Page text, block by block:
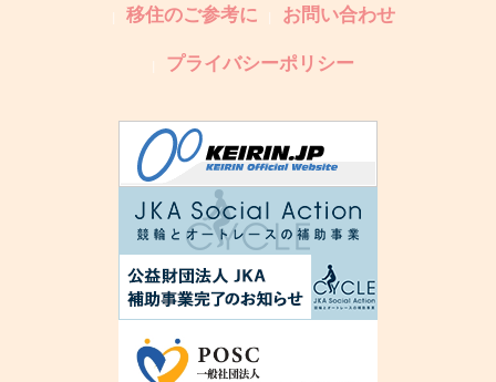
移住のご参考に
お問い合わせ
プライバシーポリシー